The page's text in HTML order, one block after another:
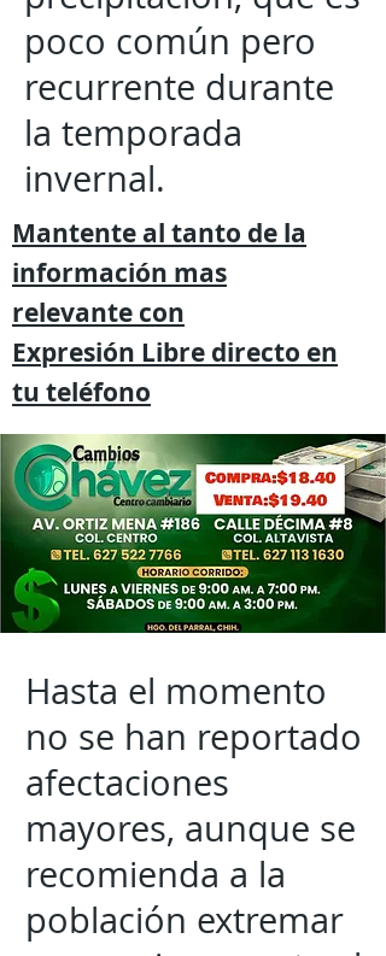
poco común pero
recurrente durante
la temporada
invernal.
Mantente al tanto de la
información mas
relevante con
Expresión Libre directo en
tu teléfono
Hasta el momento
no se han reportado
afectaciones
mayores, aunque se
recomienda a la
población extremar